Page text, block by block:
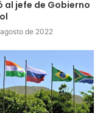
al jefe de Gobierno
de 2022